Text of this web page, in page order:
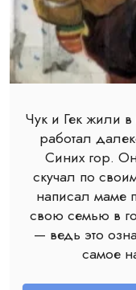
Чук и Гек жили
работал
Синих гор.
скучал по
написал маме
свою семью в
— ведь это
самое